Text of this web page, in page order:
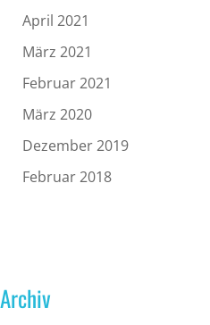
April 2021
März 2021
Februar 2021
März 2020
Dezember 2019
Februar 2018
Archiv